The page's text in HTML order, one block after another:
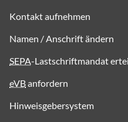
Kontakt aufnehmen
Namen / Anschrift ändern
SEPA-Lastschriftmandat
eVBanfordern
Hinweisgebersystem